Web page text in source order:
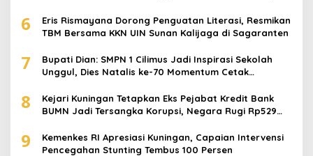
6
Eris Rismayana Dorong Penguatan Literasi, Resmikan
TBM Bersama KKN UIN Sunan Kalijaga di Sagaranten
7
Bupati Dian: SMPN 1 Cilimus Jadi Inspirasi Sekolah
Unggul, Dies Natalis ke-70 Momentum Cetak
8
Kejari Kuningan Tetapkan Eks Pejabat Kredit Bank
BUMN Jadi Tersangka Korupsi, Negara Rugi Rp529
9
Kemenkes RI Apresiasi Kuningan, Capaian Intervensi
Pencegahan Stunting Tembus 100 Persen